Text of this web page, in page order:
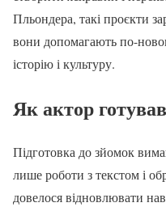
Пльондера, такі проєкти
вони допомагають по-
історію і культуру.
Як актор
Підготовка до зйомок
лише роботи з текстом і
довелося відновлювати